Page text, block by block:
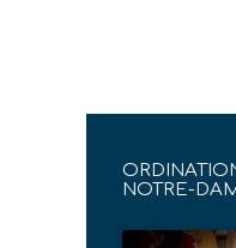
NOTRE-